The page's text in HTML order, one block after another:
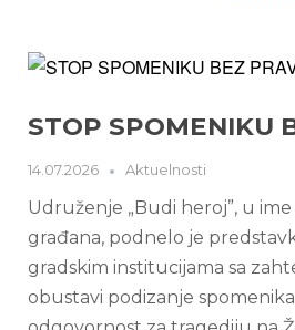
STOP SPOMENIKU
14.07.2026 Aktuelnosti
Udruženje „Budi heroj”, u
građana, podnelo je
gradskim institucijama sa
obustavi podizanje